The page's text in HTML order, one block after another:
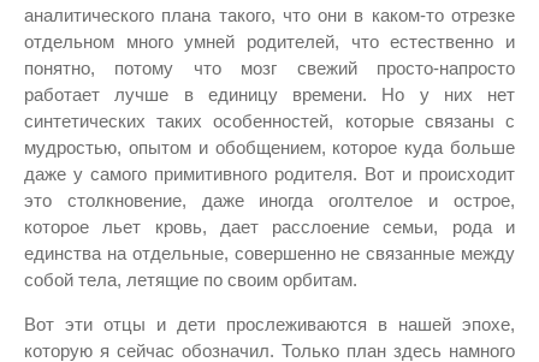
аналитического плана такого, что они в каком-то отрезке
отдельном много умней родителей, что естественно и
понятно, потому что мозг свежий просто-напросто
работает лучше в единицу времени. Но у них нет
синтетических таких особенностей, которые связаны с
мудростью, опытом и обобщением, которое куда больше
даже у самого примитивного родителя. Вот и происходит
это столкновение, даже иногда оголтелое и острое,
которое льет кровь, дает расслоение семьи, рода и
единства на отдельные, совершенно не связанные между
собой тела, летящие по своим орбитам.
Вот эти отцы и дети прослеживаются в нашей эпохе,
которую я сейчас обозначил. Только план здесь намного